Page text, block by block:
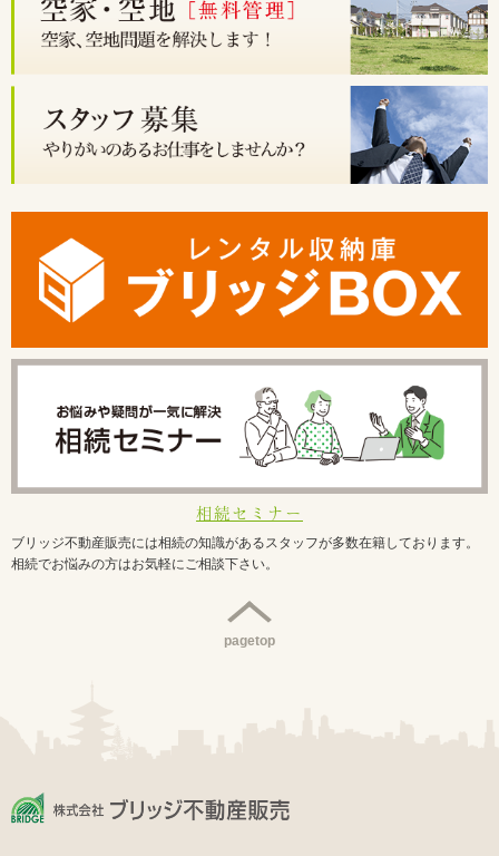
相続セミナー
ブリッジ不動産販売には相続の知識があるスタッフが多数在籍しております。
相続でお悩みの方はお気軽にご相談下さい。
pagetop